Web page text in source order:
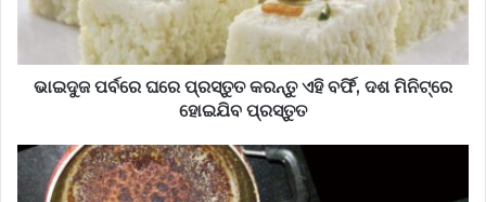
ଭାଇଦୁଜ ପର୍ବରେ ଘରେ ପ୍ରସ୍ତୁତ କରନ୍ତୁ ଏହି ବର୍ଫି, ଦଶ ମିନିଟ୍‌ରେ
ହୋଇଯିବ ପ୍ରସ୍ତୁତ